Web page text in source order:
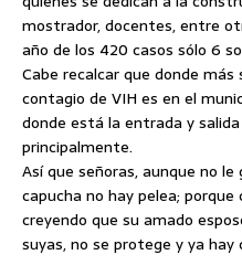
mostrador, docentes, entre
año de los 420 casos sólo 6
Cabe recalcar que donde
contagio de VIH es en el
donde está la entrada y
principalmente.
Así que señoras, aunque no
capucha no hay pelea;
creyendo que su amado
suyas, no se protege y ya hay